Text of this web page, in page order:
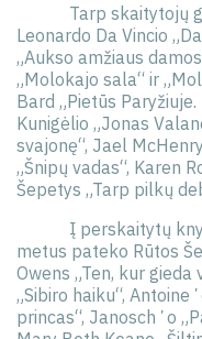
Tarp skaitytojų
Leonardo Da Vincio
„Aukso amžiaus
„Molokajo sala“ ir
Bard „Pietūs
Kunigėlio „Jonas
svajonę“, Jael
„Šnipų vadas“, Karen
Šepetys „Tarp pilkų
Į perskaitytų
metus pateko Rūtos
Owens „Ten, kur gieda
„Sibiro haiku“,
princas“, Janoschʼo